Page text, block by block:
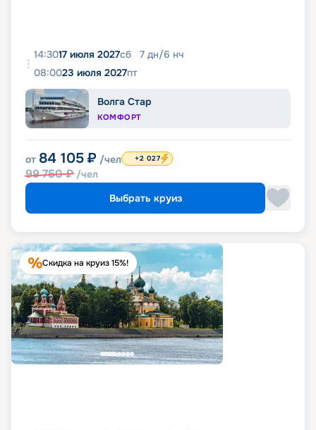
14:3017 июля 2027сб 7 дн/6 нч
08:0023 июля 2027пт
Волга Стар
КОМФОРТ
от 84 105 ₽ /чел
99 750₽ /чел
+2 027
Выбрать круиз
Скидка на круиз 15%!